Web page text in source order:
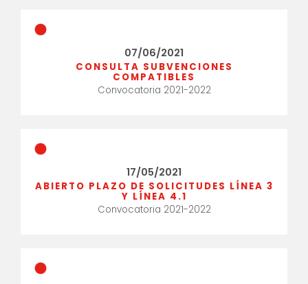
07/06/2021
CONSULTA SUBVENCIONES
COMPATIBLES
Convocatoria 2021-2022
17/05/2021
ABIERTO PLAZO DE SOLICITUDES LÍNEA 3
Y LÍNEA 4.1
Convocatoria 2021-2022